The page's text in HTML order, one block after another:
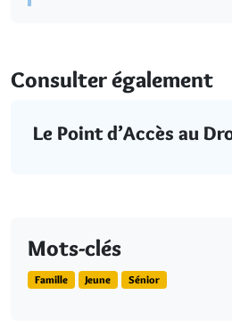
Consulter également
Le Point d’Accès au
Mots-clés
Famille Jeune Sénior